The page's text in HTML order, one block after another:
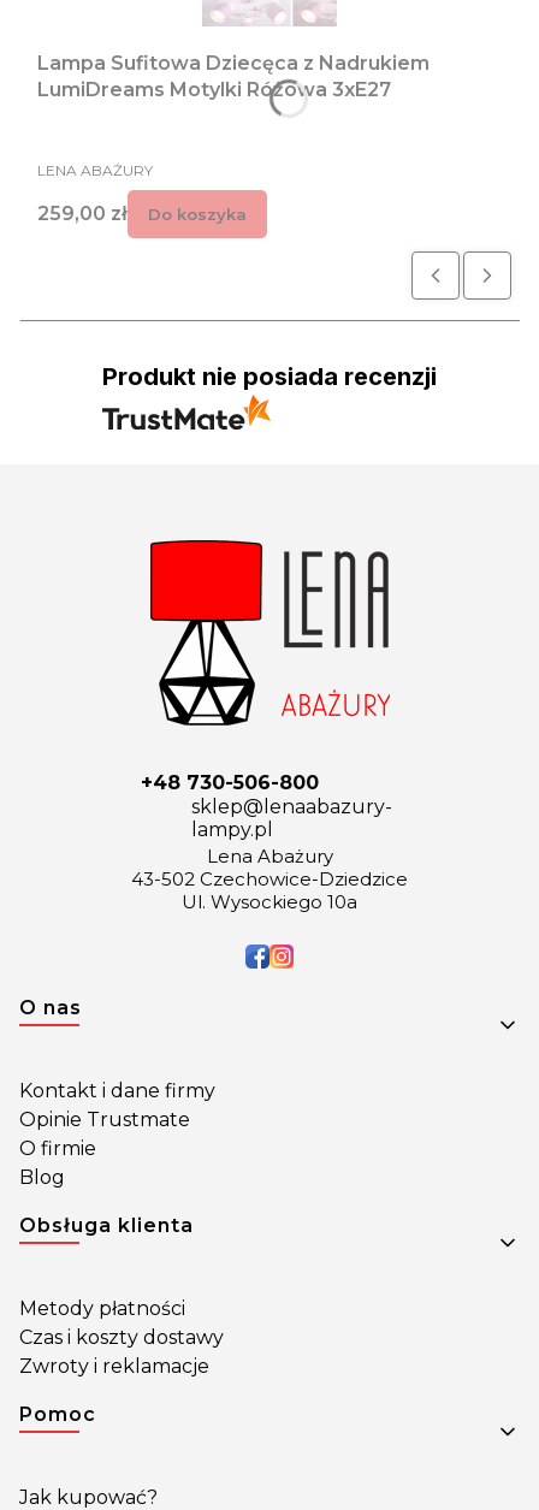
Lampa Sufitowa Dziecęca z Nadrukiem
LumiDreams Motylki Różowa 3xE27
PRODUCENT
LENA ABAŻURY
Cena
259,00 zł Do koszyka
Produkt nie posiada recenzji
+48 730-506-800
sklep@lenaabazury-
lampy.pl
Lena Abażury
43-502 Czechowice-Dziedzice
Ul. Wysockiego 10a
Linki w stopce
O nas
Kontakt i dane firmy
Opinie Trustmate
O firmie
Blog
Obsługa klienta
Metody płatności
Czas i koszty dostawy
Zwroty i reklamacje
Pomoc
Jak kupować?